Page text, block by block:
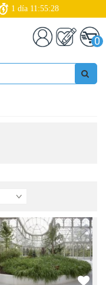
1 día 11:55:27
0